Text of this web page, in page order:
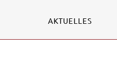
AKTUELLES